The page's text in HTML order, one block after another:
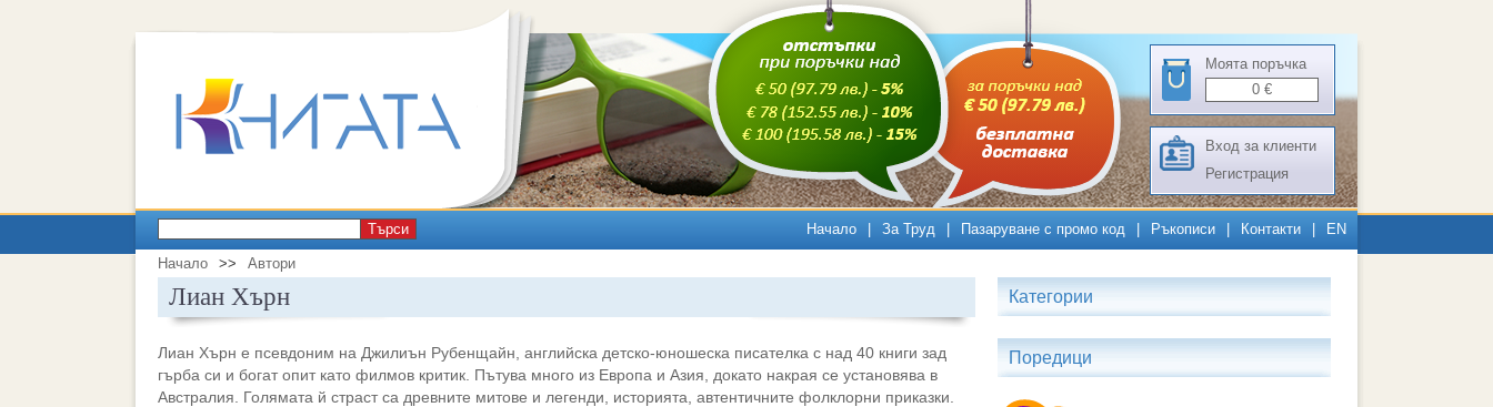
Моята поръчка
0 €
Вход за клиенти
Регистрация
Търси Начало За Труд Пазаруване с промо код Ръкописи Контакти EN
Начало >> Автори
Лиан Хърн
Лиан Хърн е псевдоним на Джилиън Рубенщайн, английска детско-юношеска писателка с над 40 книги зад
гърба си и богат опит като филмов критик. Пътува много из Европа и Азия, докато накрая се установява в
Австралия. Голямата й страст са древните митове и легенди, историята, автентичните фолклорни приказки.
Категории
Поредици